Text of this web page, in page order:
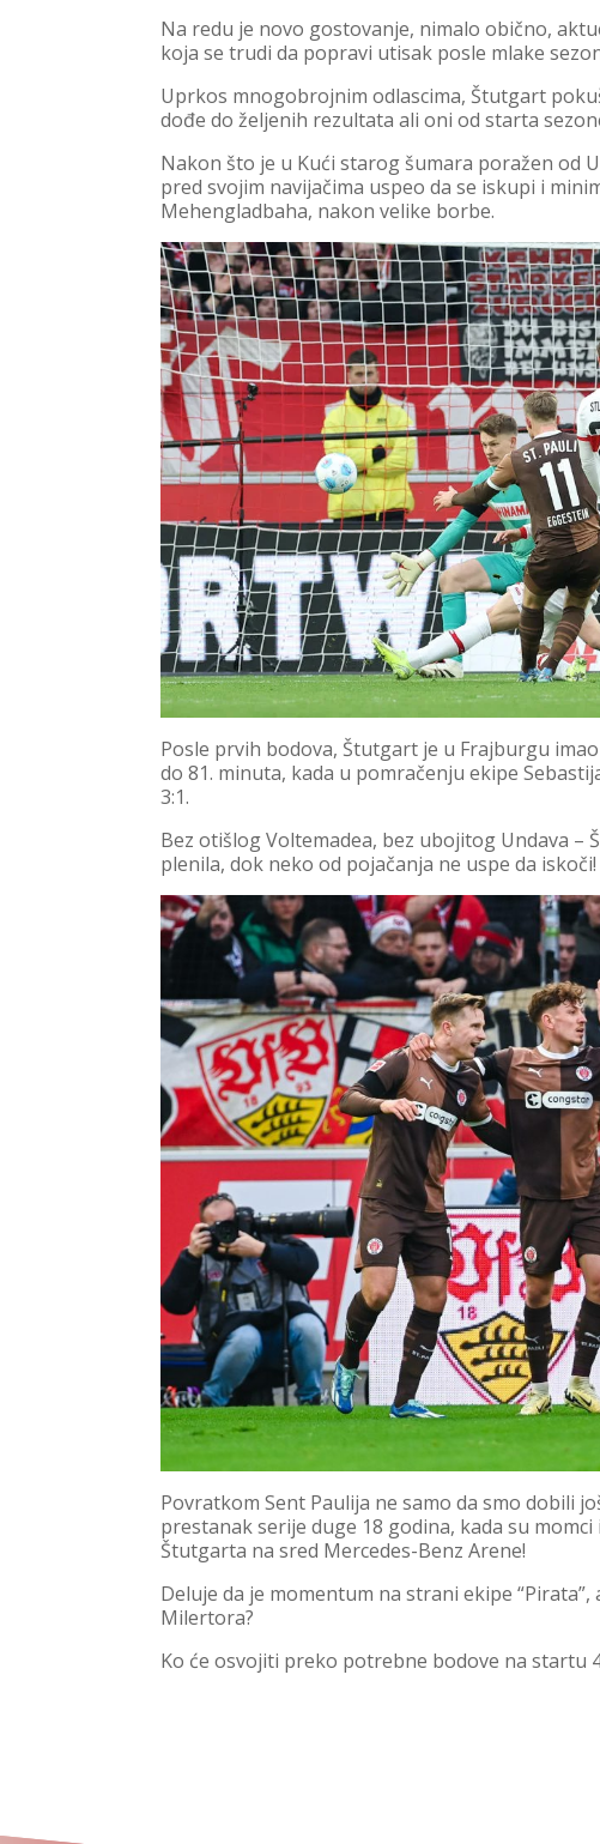
Na redu je novo gostovanje, nimalo obično,
koja se trudi da popravi utisak posle mlake
Uprkos mnogobrojnim odlascima, Štutgart
dođe do željenih rezultata ali oni od starta
Nakon što je u Kući starog šumara poražen od
pred svojim navijačima uspeo da se iskupi i
Mehengladbaha, nakon velike borbe.
Posle prvih bodova, Štutgart je u Frajburgu
do 81. minuta, kada u pomračenju ekipe
3:1.
Bez otišlog Voltemadea, bez ubojitog Undava –
plenila, dok neko od pojačanja ne uspe da iskoči!
Povratkom Sent Paulija ne samo da smo dobili
prestanak serije duge 18 godina, kada su
Štutgarta na sred Mercedes-Benz Arene!
Deluje da je momentum na strani ekipe “Pirata”,
Milertora?
Ko će osvojiti preko potrebne bodove na startu